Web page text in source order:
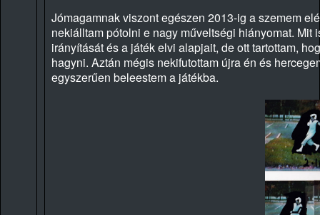
Jómagamnak viszont egészen 2013-ig a szemem
nekiálltam pótolni e nagy műveltségi hiányomat.
irányítását és a játék elvi alapjait, de ott tartottam,
hagyni. Aztán mégis nekifutottam újra én és
egyszerűen beleestem a játékba.